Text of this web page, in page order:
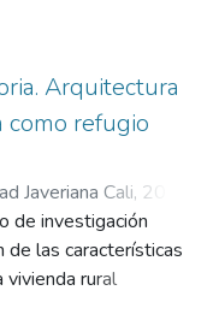
evaluar las
al interior de estas;
el 53% de
desde su
incomodidad
del aire y confort
edificio el lago.
diseñar una
de calidad del aire
la finalidad de brindar
Arquitectura
como refugio
Javeriana Cali, 2025
Valentina;Cantillo
; Gómez Álvarez,
de investigación
de las características
vivienda rural
Miraflores,